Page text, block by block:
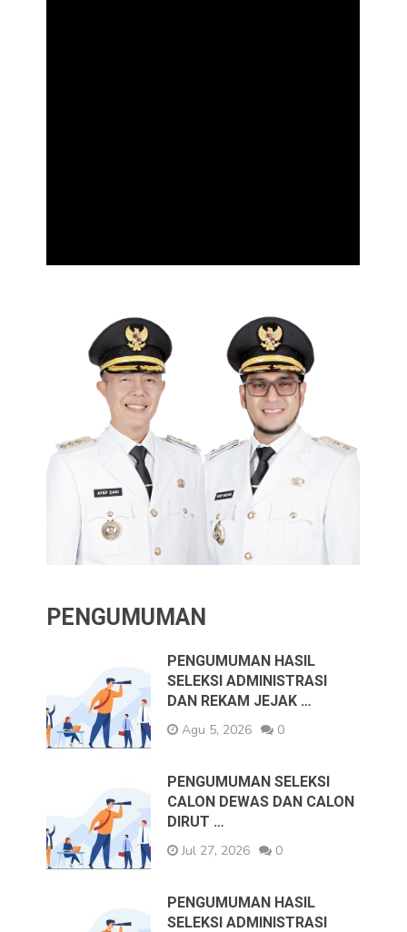
PENGUMUMAN
PENGUMUMAN HASIL
SELEKSI ADMINISTRASI
DAN REKAM JEJAK …
Agu 5, 2026
0
PENGUMUMAN SELEKSI
CALON DEWAS DAN CALON
DIRUT …
Jul 27, 2026
0
PENGUMUMAN HASIL
SELEKSI ADMINISTRASI